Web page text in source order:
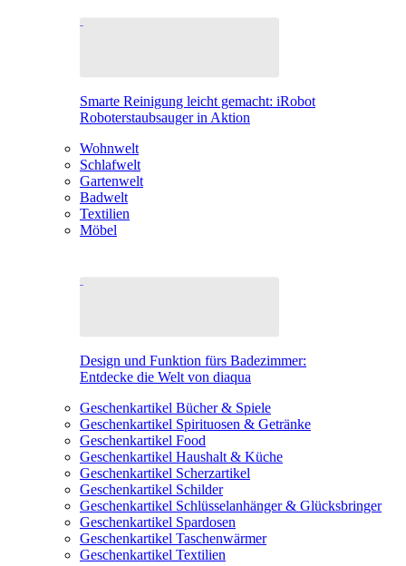
Smarte Reinigung leicht gemacht: iRobot
Roboterstaubsauger in Aktion
Wohnwelt
Schlafwelt
Gartenwelt
Badwelt
Textilien
Möbel
Design und Funktion fürs Badezimmer:
Entdecke die Welt von diaqua
Geschenkartikel Bücher & Spiele
Geschenkartikel Spirituosen & Getränke
Geschenkartikel Food
Geschenkartikel Haushalt & Küche
Geschenkartikel Scherzartikel
Geschenkartikel Schilder
Geschenkartikel Schlüsselanhänger & Glücksbringer
Geschenkartikel Spardosen
Geschenkartikel Taschenwärmer
Geschenkartikel Textilien